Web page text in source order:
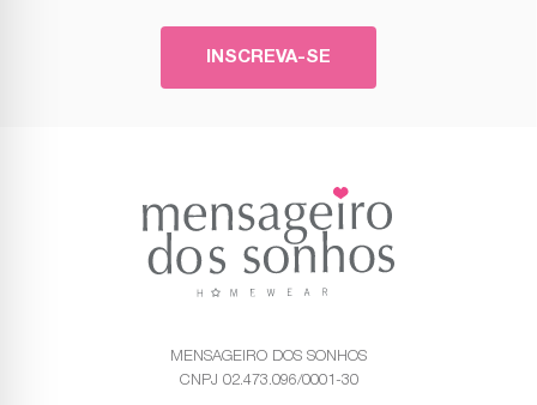
INSCREVA-SE
MENSAGEIRO DOS SONHOS
CNPJ 02.473.096/0001-30